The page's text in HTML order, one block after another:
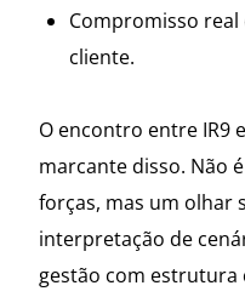
Compromisso
cliente.
O encontro entre IR9
marcante disso. Não
forças, mas um olhar
interpretação de
gestão com